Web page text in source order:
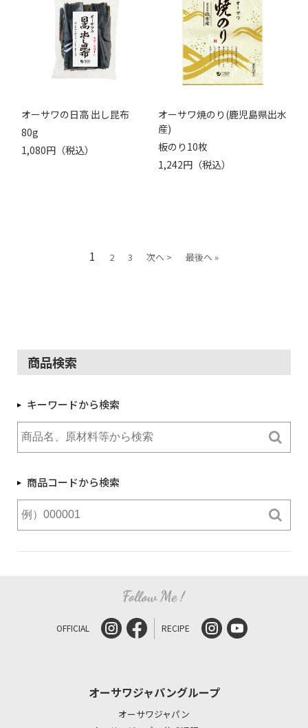
オーサワの日高 出し昆布
80g
1,080円（税込）
オーサワ焼のり(鹿児島県出水
産)
板のり10枚
1,242円（税込）
1 2 3 次へ > 最後へ »
商品検索
キーワードから検索
商品コードから検索
OFFICIAL RECIPE
オーサワジャパングループ
オーサワジャパン